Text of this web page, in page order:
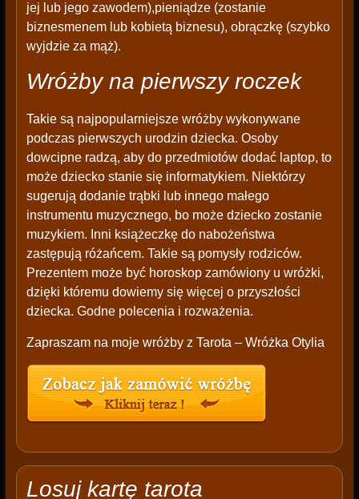
jej lub jego zawodem),pieniądze (zostanie
biznesmenem lub kobietą biznesu), obrączkę (szybko
wyjdzie za mąż).
Wróżby na pierwszy roczek
Takie są najpopularniejsze wróżby wykonywane
podczas pierwszych urodzin dziecka. Osoby
dowcipne radzą, aby do przedmiotów dodać laptop, to
może dziecko stanie się informatykiem. Niektórzy
sugerują dodanie trąbki lub innego małego
instrumentu muzycznego, bo może dziecko zostanie
muzykiem. Inni książeczkę do nabożeństwa
zastępują różańcem. Takie są pomysły rodziców.
Prezentem może być horoskop zamówiony u wróżki,
dzięki któremu dowiemy się więcej o przyszłości
dziecka. Godne polecenia i rozważenia.
Zapraszam na moje wróżby z Tarota – Wróżka Otylia
Losuj kartę tarota